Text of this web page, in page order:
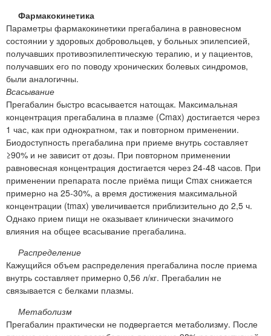
Фармакокинетика
Параметры фармакокинетики прегабалина в равновесном
состоянии у здоровых добровольцев, у больных эпилепсией,
получавших противоэпилептическую терапию, и у пациентов,
получавших его по поводу хронических болевых синдромов,
были аналогичны.
Всасывание
Прегабалин быстро всасывается натощак. Максимальная
концентрация прегабалина в плазме (Cmax) достигается через
1 час, как при однократном, так и повторном применении.
Биодоступность прегабалина при приеме внутрь составляет
≥90% и не зависит от дозы. При повторном применении
равновесная концентрация достигается через 24-48 часов. При
применении препарата после приёма пищи Сmax снижается
примерно на 25-30%, а время достижения максимальной
концентрации (tmax) увеличивается приблизительно до 2,5 ч.
Однако прием пищи не оказывает клинически значимого
влияния на общее всасывание прегабалина.
Распределение
Кажущийся объем распределения прегабалина после приема
внутрь составляет примерно 0,56 л/кг. Прегабалин не
связывается с белками плазмы.
Метаболизм
Прегабалин практически не подвергается метаболизму. После